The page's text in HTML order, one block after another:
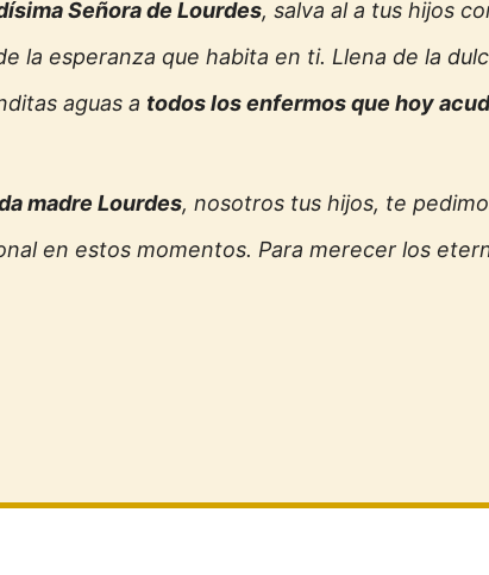
Señora de Lourdes, salva al a tus hijos
la esperanza que habita en ti. Llena de la
aguas a todos los enfermos que hoy
madre Lourdes, nosotros tus hijos, te
en estos momentos. Para merecer los